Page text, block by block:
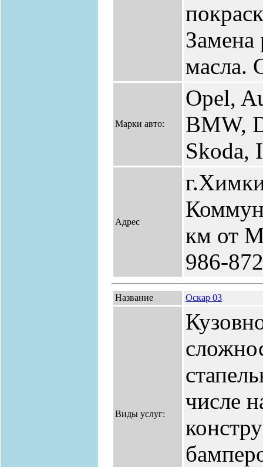
Замена
масла.
Марки авто:
Opel,
BMW,
Skoda,
Адрес
км от
986-
Название Оскар 03
Виды услуг:
числе